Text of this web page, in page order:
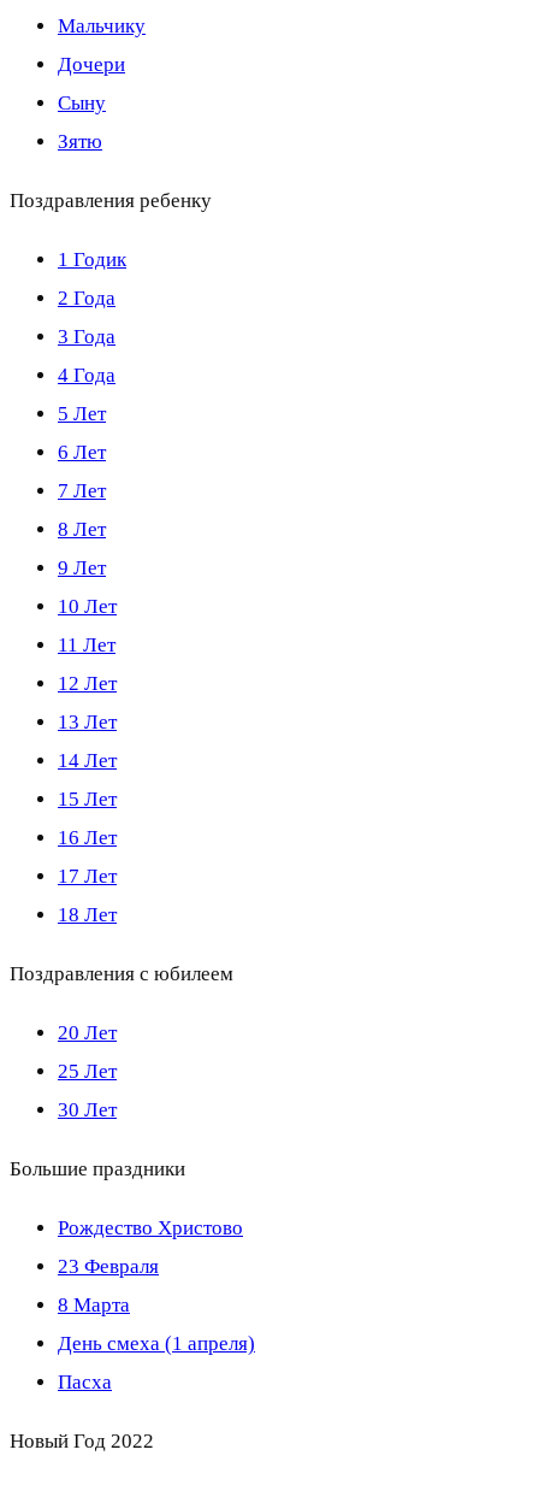
Мальчику
Дочери
Сыну
Зятю
Поздравления ребенку
1 Годик
2 Года
3 Года
4 Года
5 Лет
6 Лет
7 Лет
8 Лет
9 Лет
10 Лет
11 Лет
12 Лет
13 Лет
14 Лет
15 Лет
16 Лет
17 Лет
18 Лет
Поздравления с юбилеем
20 Лет
25 Лет
30 Лет
Большие праздники
Рождество Христово
23 Февраля
8 Марта
День смеха (1 апреля)
Пасха
Новый Год 2022